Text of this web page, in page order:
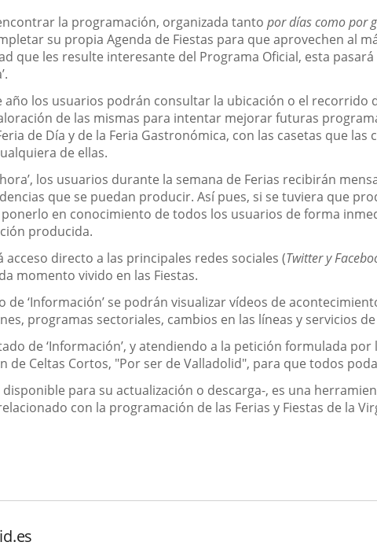
la programación, organizada tantopor días como por
su propia Agenda de Fiestas para que aprovechen al
que les resulte interesante del Programa Oficial, esta
los usuarios podrán consultar la ubicación o el recorrido
de las mismas para intentar mejorar futuras
de Día y de la Feria Gastronómica, con las casetas que
de ellas.
los usuarios durante la semana de Ferias recibirán
que se puedan producir. Así pues, si se tuviera que
en conocimiento de todos los usuarios de forma
producida.
directo a las principales redes sociales (Twitter y
momento vivido en las Fiestas.
‘Información’ se podrán visualizar vídeos de
programas sectoriales, cambios en las líneas y servicios
de ‘Información’, y atendiendo a la petición formulada
de Celtas Cortos, "Por ser de Valladolid", para que todos
para su actualización o descarga-, es una
con la programación de las Ferias y Fiestas de la